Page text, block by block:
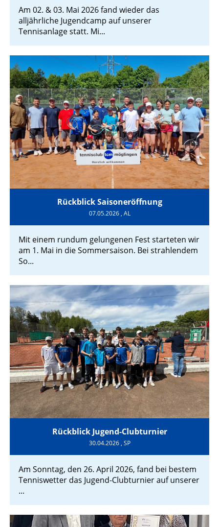
Am 02. & 03. Mai 2026 fand wieder das
alljährliche Jugendcamp auf unserer
Tennisanlage statt. Mi...
Rückblick Saisoneröffnung
07.05.2026, AL
Mit einem rundum gelungenen Fest starteten wir
am 1. Mai in die Sommersaison. Bei strahlendem
So...
Rückblick Jugend-Clubturnier
30.04.2026, SP
Am Sonntag, den 26. April 2026, fand bei bestem
Tenniswetter das Jugend-Clubturnier auf unserer
...